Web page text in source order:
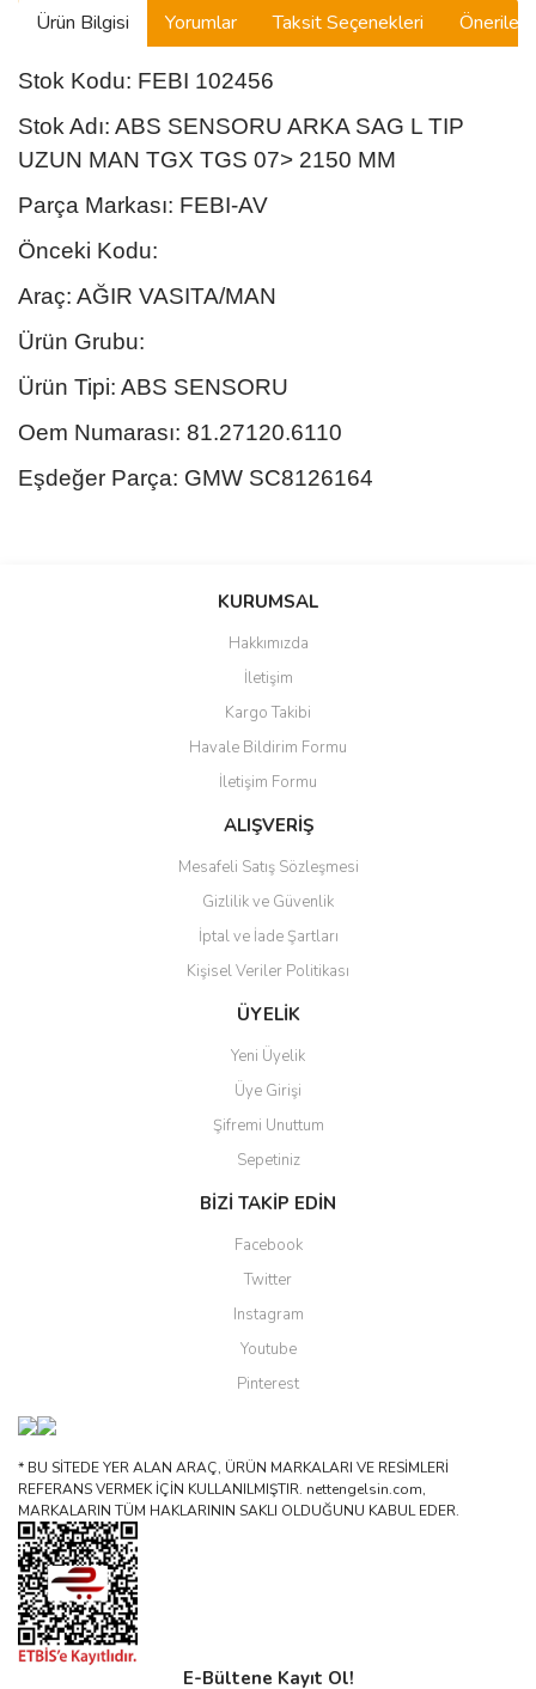
Ürün Bilgisi Yorumlar Taksit Seçenekleri
Stok Kodu: FEBI 102456
Stok Adı: ABS SENSORU ARKA SAG L TIP
UZUN MAN TGX TGS 07> 2150 MM
Parça Markası: FEBI-AV
Önceki Kodu:
Araç: AĞIR VASITA/MAN
Ürün Grubu:
Ürün Tipi: ABS SENSORU
Oem Numarası: 81.27120.6110
Eşdeğer Parça: GMW SC8126164
Bu ürüne ilk yorumu siz yapın!
Yorum Yaz
Ürün resmi kalitesiz, bozuk veya görüntülenemiyor.
Ürün açıklamasında eksik bilgiler bulunuyor.
Ürün bilgilerinde hatalar bulunuyor.
Ürün fiyatı diğer sitelerden daha pahalı.
Bu ürüne benzer farklı alternatifler olmalı.
Gönder
KURUMSAL
Hakkımızda
İletişim
Kargo Takibi
Havale Bildirim Formu
İletişim Formu
ALIŞVERİŞ
Mesafeli Satış Sözleşmesi
Gizlilik ve Güvenlik
İptal ve İade Şartları
Kişisel Veriler Politikası
ÜYELİK
Yeni Üyelik
Üye Girişi
Şifremi Unuttum
Sepetiniz
BİZİ TAKİP EDİN
Facebook
Twitter
Instagram
Youtube
Pinterest
* BU SİTEDE YER ALAN ARAÇ, ÜRÜN MARKALARI VE RESİMLERİ
REFERANS VERMEK İÇİN KULLANILMIŞTIR. nettengelsin.com,
MARKALARIN TÜM HAKLARININ SAKLI OLDUĞUNU KABUL EDER.
E-Bültene Kayıt Ol!